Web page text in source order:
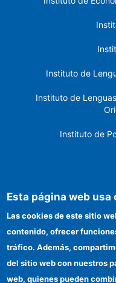
Instituto de
Instituto de
Instituto de
Esta página web usa
Las cookies de este sitio
contenido, ofrecer
tráfico. Además,
del sitio web con nuestros
web, quienes pueden